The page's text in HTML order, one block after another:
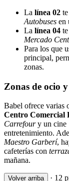
La línea 02
Autobuses en
La línea 04
Mercado
Para los que
principal,
zonas.
Zonas de ocio
Babel ofrece varias
Centro Comercial
Carrefoury un cine
entretenimiento.
Maestro Garberí,
cafeterías con
mañana.
Volver arriba · 12